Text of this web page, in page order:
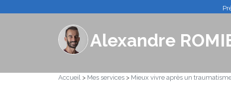
Alexandre
Accueil > Mes services > Mieux vivre après un